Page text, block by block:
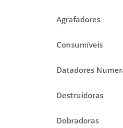
Agrafadores
Consumíveis
Datadores
Destruidoras
Dobradoras